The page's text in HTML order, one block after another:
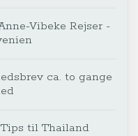
Vibeke Rejser -
ca. to gange
til Thailand